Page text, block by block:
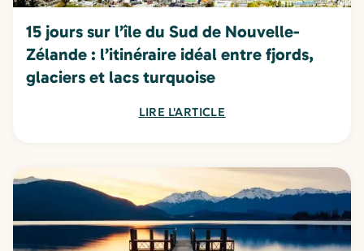
15 jours sur l’île du Sud de Nouvelle-
Zélande : l’itinéraire idéal entre fjords,
glaciers et lacs turquoise
LIRE L'ARTICLE